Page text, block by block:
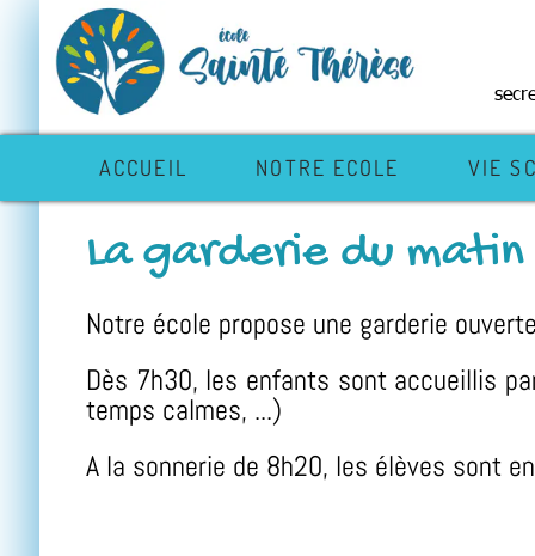
ACCUEIL NOTRE ECOLE VIE
La garderie du matin
Notre école propose une garderie
Dès 7h30, les enfants sont accueillis
temps calmes, ...)
A la sonnerie de 8h20, les élèves sont